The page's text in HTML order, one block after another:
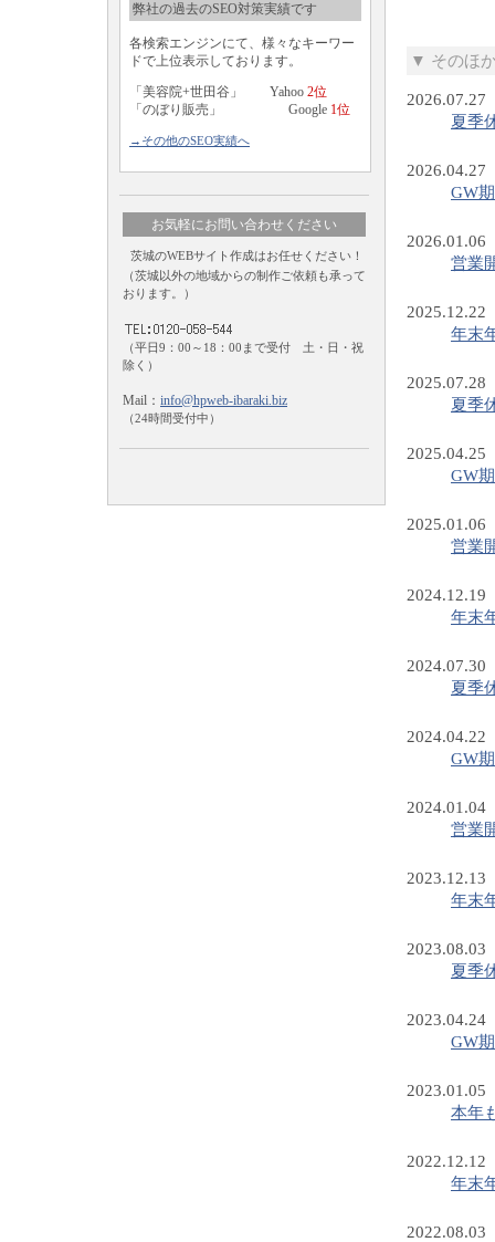
弊社の過去のSEO対策実績です
各検索エンジンにて、様々なキーワー
ドで上位表示しております。
「美容院+世田谷」 Yahoo 2位
「のぼり販売」 Google 1位
→その他のSEO実績へ
お気軽にお問い合わせください
茨城のWEBサイト作成はお任せください！
（茨城以外の地域からの制作ご依頼も承って
おります。）
（平日9：00～18：00まで受付 土・日・祝
除く）
Mail： info@hpweb-ibaraki.biz
（24時間受付中）
▼ そのほ
2026.07.27
夏季
2026.04.27
GW
2026.01.06
営業
2025.12.22
年末
2025.07.28
夏季
2025.04.25
GW
2025.01.06
営業
2024.12.19
年末
2024.07.30
夏季
2024.04.22
GW
2024.01.04
営業
2023.12.13
年末
2023.08.03
夏季
2023.04.24
GW
2023.01.05
本年
2022.12.12
年末
2022.08.03